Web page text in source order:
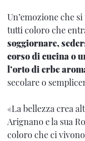
Un’emozione che
tutti coloro che
soggiornare,
corso di cucina o
l’orto di erbe
secolare o
«La bellezza crea
Arignano e la sua
coloro che ci